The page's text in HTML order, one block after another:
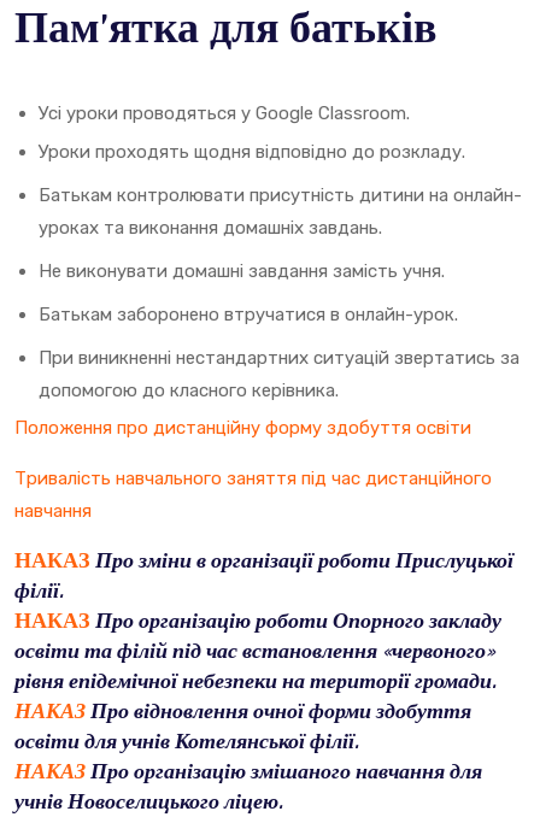
Пам’ятка для батьків
Усі уроки проводяться у Google Classroom.
Уроки проходять щодня відповідно до розкладу.
Батькам контролювати присутність дитини на онлайн-
уроках та виконання домашніх завдань.
Не виконувати домашні завдання замість учня.
Батькам заборонено втручатися в онлайн-урок.
При виникненні нестандартних ситуацій звертатись за
допомогою до класного керівника.
Положення про дистанційну форму здобуття освіти
Тривалість навчального заняття під час дистанційного
навчання
НАКАЗ Про зміни в організації роботиПрислуцької
філії.
НАКАЗ Про організацію роботи Опорного закладу
освітита філійпід час встановлення «червоного»
рівня епідемічної небезпеки на території громади.
НАКАЗПровідновлення очної формиздобуття
освіти для учнів Котелянської філії.
НАКАЗПроорганізацію змішаного навчаннядля
учнів Новоселицького ліцею.